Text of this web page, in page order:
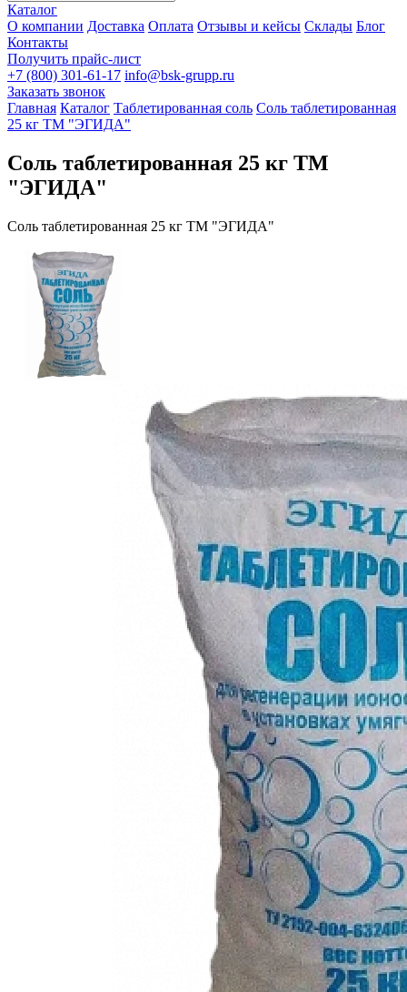
Каталог
О компании Доставка Оплата Отзывы и кейсы Склады Блог
Контакты
Получить прайс-лист
+7 (800) 301-61-17 info@bsk-grupp.ru
Заказать звонок
Главная Каталог Таблетированная соль Соль таблетированная
25 кг ТМ "ЭГИДА"
Соль таблетированная 25 кг ТМ
"ЭГИДА"
Соль таблетированная 25 кг ТМ "ЭГИДА"